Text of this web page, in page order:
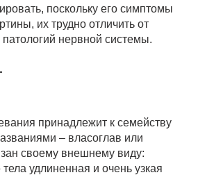
поскольку его симптомы
их трудно отличить от
патологий нервной системы.
принадлежит к семейству
– власоглав или
своему внешнему виду:
удлиненная и очень узкая